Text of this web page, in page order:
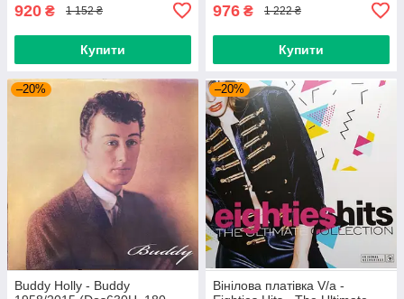
920 ₴ 1 152 ₴
Купити
976 ₴ 1 222 ₴
Купити
–20%
Buddy Holly - Buddy
–20%
Вінілова платівка V/a -